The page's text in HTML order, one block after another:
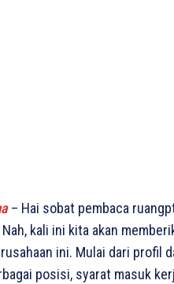
– Hai sobat pembaca
Nah, kali ini kita akan
ini. Mulai dari profil
posisi, syarat masuk